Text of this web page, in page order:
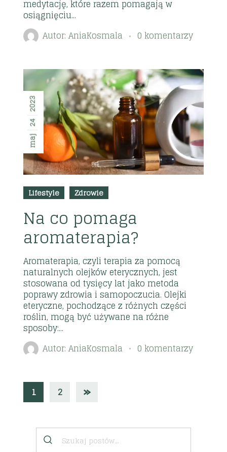
medytację, które razem pomagają w
osiągnięciu...
Autor:AniaKosmala 0 komentarzy
maj
24
2023
Lifestyle Zdrowie
Na co pomaga
aromaterapia?
Aromaterapia, czyli terapia za pomocą
naturalnych olejków eterycznych, jest
stosowana od tysięcy lat jako metoda
poprawy zdrowia i samopoczucia. Olejki
eteryczne, pochodzące z różnych części
roślin, mogą być używane na różne
sposoby:...
Autor:AniaKosmala 0 komentarzy
1 2